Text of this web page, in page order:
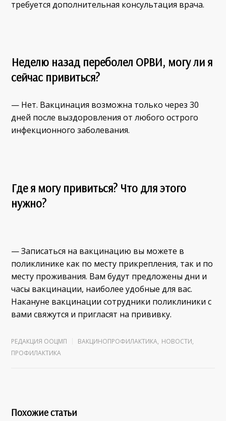
требуется дополнительная консультация врача.
Неделю назад переболел ОРВИ, могу ли я
сейчас привиться?
— Нет. Вакцинация возможна только через 30
дней после выздоровления от любого острого
инфекционного заболевания.
Где я могу привиться? Что для этого
нужно?
— Записаться на вакцинацию вы можете в
поликлинике как по месту прикрепления, так и по
месту проживания. Вам будут предложены дни и
часы вакцинации, наиболее удобные для вас.
Накануне вакцинации сотрудники поликлиники с
вами свяжутся и пригласят на прививку.
РЕДАКЦИЯ ООЦМП ВАКЦИНОПРОФИЛАКТИКА, НОВОСТИ,
ПРОФИЛАКТИКА
Похожие статьи